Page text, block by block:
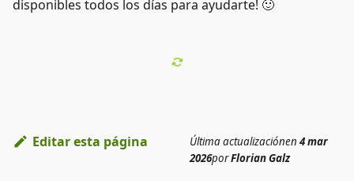
disponibles todos los días para ayudarte! 🙂
Editar esta página Última actualizaciónen 4 mar
2026porFlorian Galz